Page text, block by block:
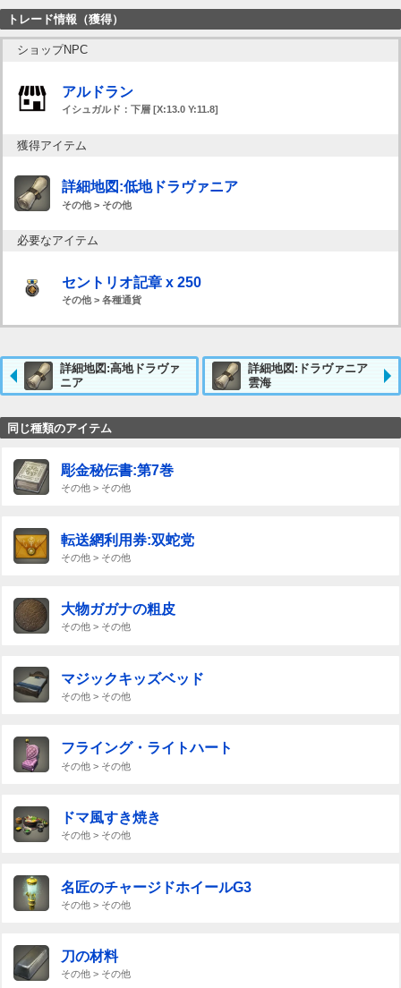
トレード情報（獲得）
ショップNPC
アルドラン
イシュガルド：下層 [X:13.0 Y:11.8]
獲得アイテム
詳細地図:低地ドラヴァニア
その他 > その他
必要なアイテム
セントリオ記章 x 250
その他 > 各種通貨
詳細地図:高地ドラヴァ
ニア
詳細地図:ドラヴァニア
雲海
同じ種類のアイテム
彫金秘伝書:第7巻
その他 > その他
転送網利用券:双蛇党
その他 > その他
大物ガガナの粗皮
その他 > その他
マジックキッズベッド
その他 > その他
フライング・ライトハート
その他 > その他
ドマ風すき焼き
その他 > その他
名匠のチャージドホイールG3
その他 > その他
刀の材料
その他 > その他